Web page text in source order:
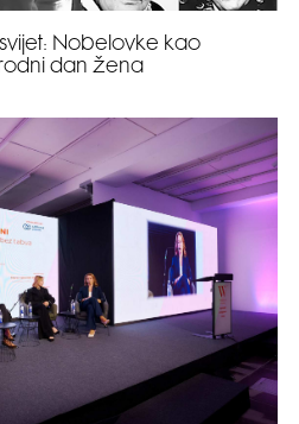
Nobelovke kao
dan žena